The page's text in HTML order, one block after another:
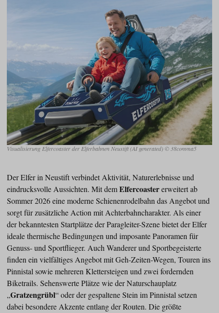
Visualisierung Elfercoaster der Elferbahnen Neustift (AI generated) © 38comma5
Der Elfer in Neustift verbindet Aktivität, Naturerlebnisse und
eindrucksvolle Aussichten. Mit demElfercoastererweitert ab
Sommer 2026 eine moderne Schienenrodelbahn das Angebot und
sorgt für zusätzliche Action mit Achterbahncharakter. Als einer
der bekanntesten Startplätze der Paragleiter-Szene bietet der Elfer
ideale thermische Bedingungen und imposante Panoramen für
Genuss- und Sportflieger. Auch Wanderer und Sportbegeisterte
finden ein vielfältiges Angebot mit Geh-Zeiten-Wegen, Touren ins
Pinnistal sowie mehreren Klettersteigen und zwei fordernden
Biketrails. Sehenswerte Plätze wie der Naturschauplatz
„Gratzengrübl“ oder der gespaltene Stein im Pinnistal setzen
dabei besondere Akzente entlang der Routen. Die größte